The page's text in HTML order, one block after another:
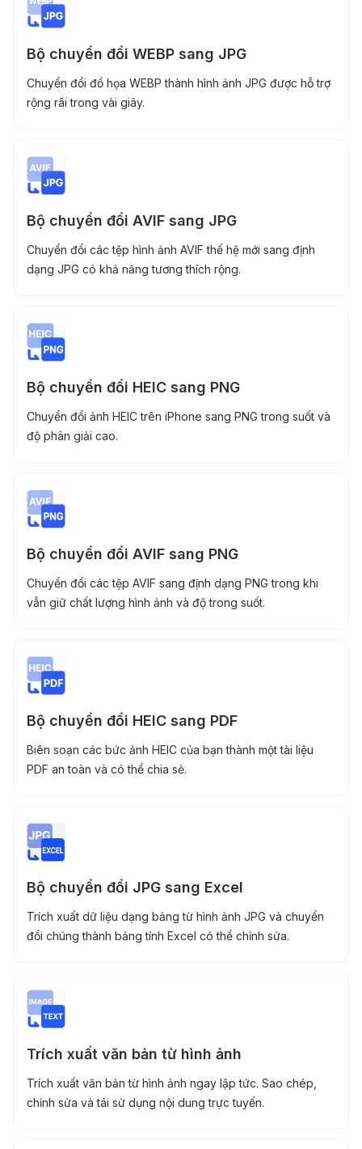
Bộ chuyển đổi WEBP sang JPG
Chuyển đổi đồ họa WEBP thành hình ảnh JPG được hỗ trợ
rộng rãi trong vài giây.
Bộ chuyển đổi AVIF sang JPG
Chuyển đổi các tệp hình ảnh AVIF thế hệ mới sang định
dạng JPG có khả năng tương thích rộng.
Bộ chuyển đổi HEIC sang PNG
Chuyển đổi ảnh HEIC trên iPhone sang PNG trong suốt và
độ phân giải cao.
Bộ chuyển đổi AVIF sang PNG
Chuyển đổi các tệp AVIF sang định dạng PNG trong khi
vẫn giữ chất lượng hình ảnh và độ trong suốt.
Bộ chuyển đổi HEIC sang PDF
Biên soạn các bức ảnh HEIC của bạn thành một tài liệu
PDF an toàn và có thể chia sẻ.
Bộ chuyển đổi JPG sang Excel
Trích xuất dữ liệu dạng bảng từ hình ảnh JPG và chuyển
đổi chúng thành bảng tính Excel có thể chỉnh sửa.
Trích xuất văn bản từ hình ảnh
Trích xuất văn bản từ hình ảnh ngay lập tức. Sao chép,
chỉnh sửa và tái sử dụng nội dung trực tuyến.